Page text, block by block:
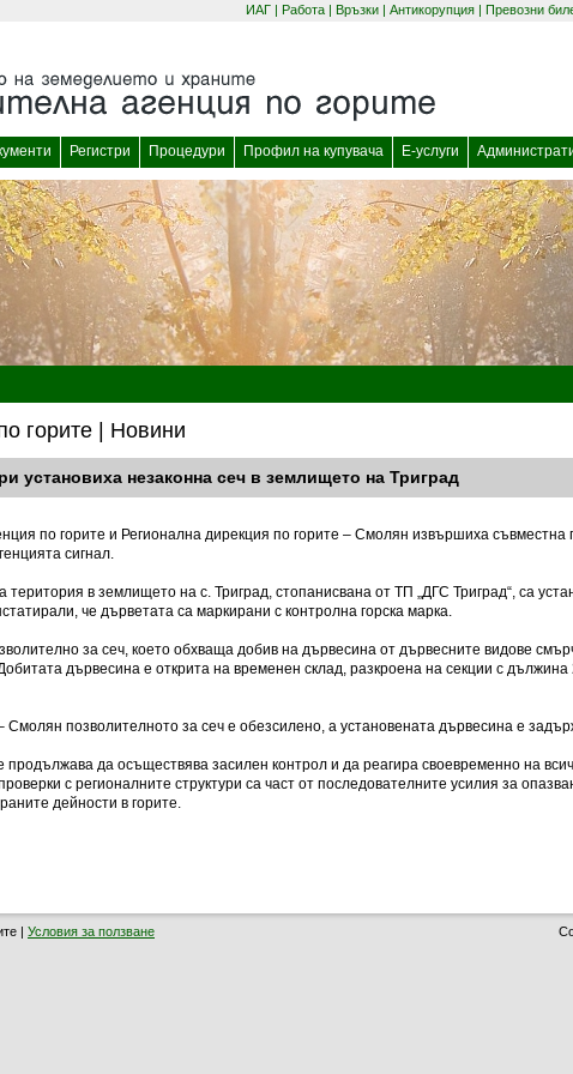
ИАГ | Работа | Връзки | Антикорупция | Превозни
Регистри Процедури Профил на купувача (отваря се в нов прозорец)
Е-услуги (отваря се в
горите | Новини
установиха незаконна сеч в землището на Триград
по горите и Регионална дирекция по горите – Смолян извършиха съвместна
сигнал.
територия в землището на с. Триград, стопанисвана от ТП „ДГС Триград“, са
че дърветата са маркирани с контролна горска марка.
за сеч, което обхваща добив на дървесина от дървесните видове
дървесина е открита на временен склад, разкроена на секции с
позволителното за сеч е обезсилено, а установената дървесина е
продължава да осъществява засилен контрол и да реагира своевременно на
с регионалните структури са част от последователните усилия за
дейности в горите.
| Условия за ползване